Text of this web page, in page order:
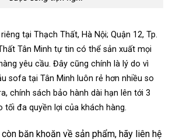
tại Thạch Thất, Hà Nội; Quận 12, Tp.
Tân Minh tự tin có thể sản xuất mọi
yêu cầu. Đây cũng chính là lý do vì
sofa tại Tân Minh luôn rẻ hơn nhiều so
chính sách bảo hành dài hạn lên tới 3
tối đa quyền lợi của khách hàng.
băn khoăn về sản phẩm, hãy liên hệ